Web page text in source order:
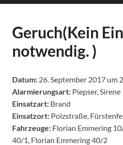
Geruch(Kein
notwendig. )
Datum: 26. September 2017 um
Alarmierungsart: Piepser, Sirene
Einsatzart: Brand
Einsatzort: Polzstraße,
Fahrzeuge: Florian Emmering
40/1, Florian Emmering 40/2